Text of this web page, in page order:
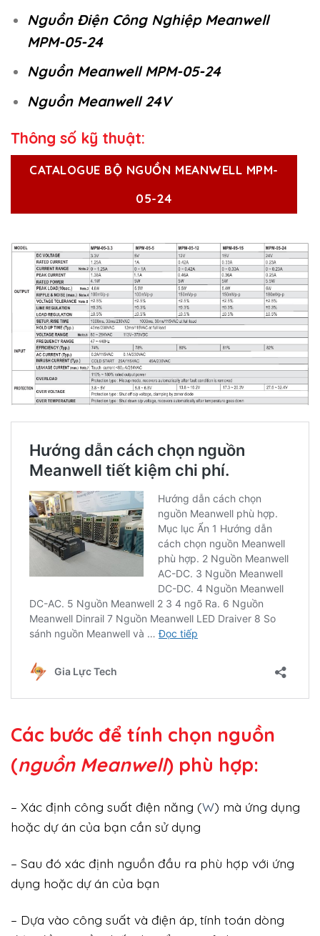
Nguồn Điện Công Nghiệp Meanwell
MPM-05-24
Nguồn Meanwell MPM-05-24
Nguồn Meanwell 24V
Thông số kỹ thuật:
CATALOGUE BỘ NGUỒN MEANWELL MPM-
05-24
Các bước để tính chọn nguồn
(nguồn Meanwell) phù hợp:
– Xác định công suất điện năng (W) mà ứng dụng
hoặc dự án của bạn cần sử dụng
– Sau đó xác định nguồn đầu ra phù hợp với ứng
dụng hoặc dự án của bạn
– Dựa vào công suất và điện áp, tính toán dòng